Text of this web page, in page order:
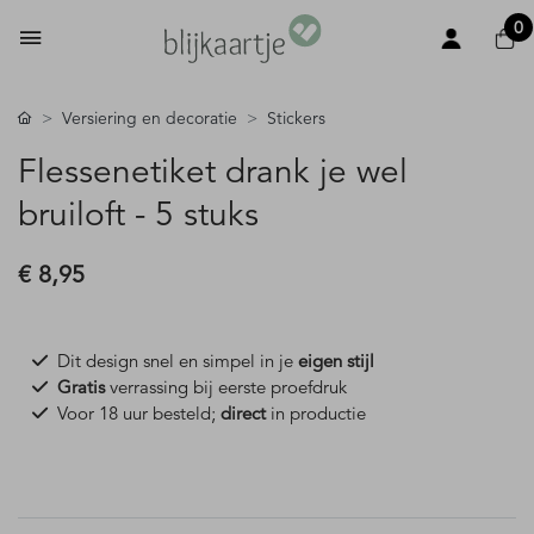
0
Versiering en decoratie Stickers
Flessenetiket drank je wel
bruiloft - 5 stuks
€ 8,95
Dit design snel en simpel in je eigen stijl
Gratisverrassing bij eerste proefdruk
Voor 18 uur besteld; directin productie